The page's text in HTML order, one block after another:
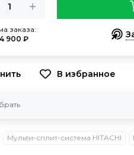
заказа:
900 ₽
В избранное
Мульти-сплит-система HITACHI